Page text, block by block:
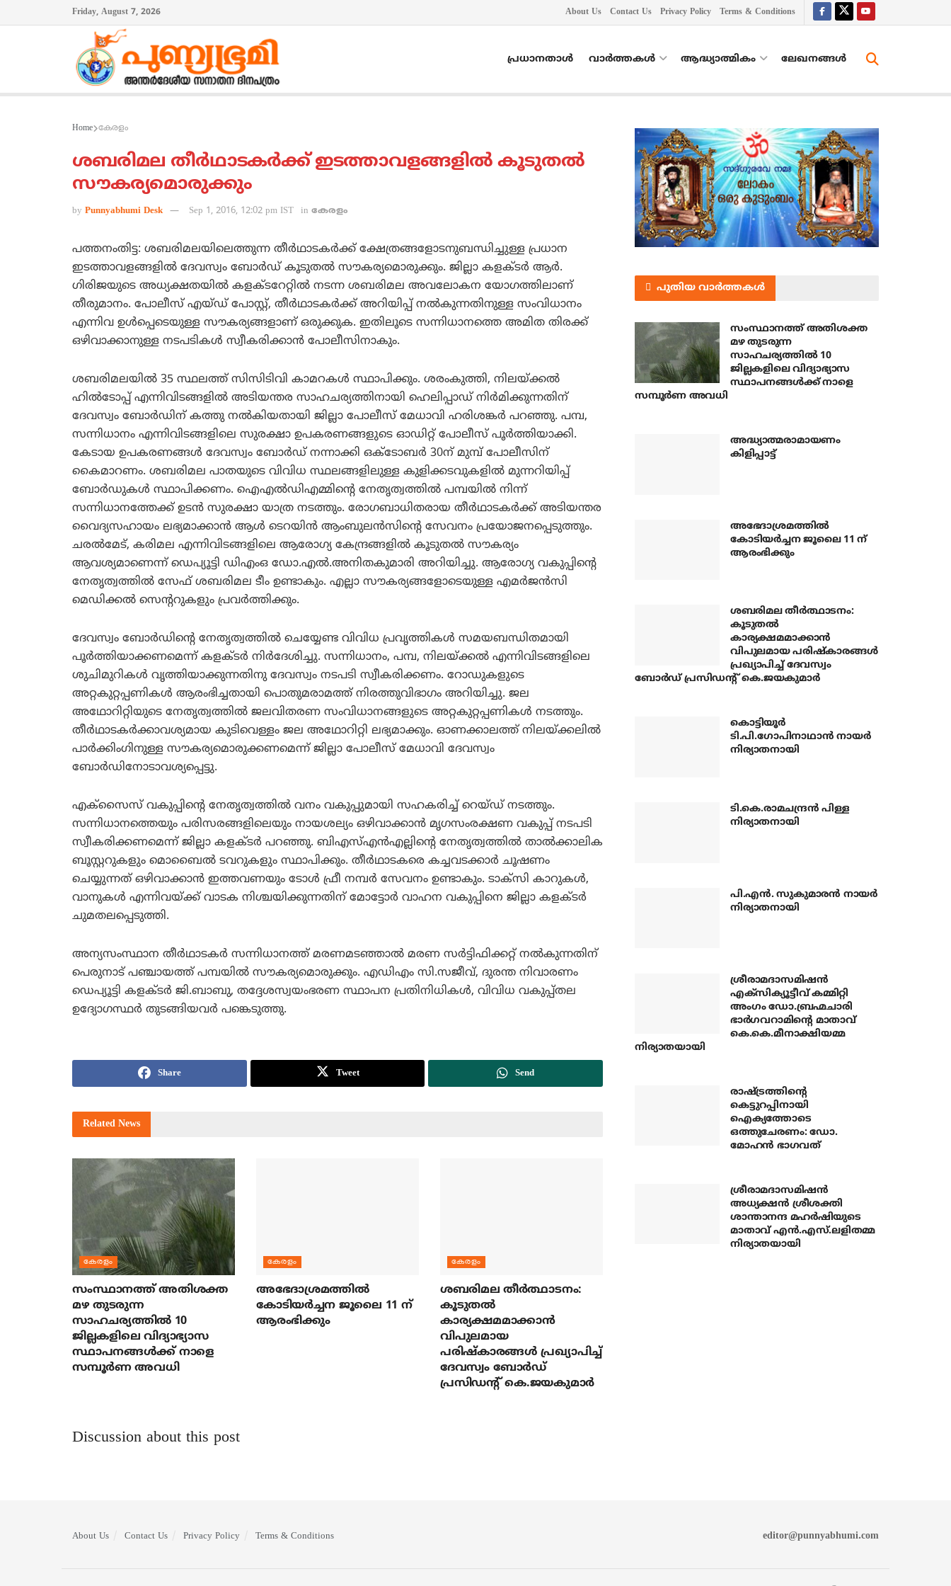
Friday, August 7, 2026 About Us Contact Us Privacy Policy Terms & Conditions
പ്രധാനതാൾ വാർത്തകൾ ആദ്ധ്യാത്മികം ലേഖനങ്ങള്‍
Home കേരളം
ശബരിമല തീര്‍ഥാടകര്‍ക്ക് ഇടത്താവളങ്ങളില്‍ കൂടുതല്‍
സൗകര്യമൊരുക്കും
by Punnyabhumi Desk Sep 1, 2016, 12:02 pm IST in കേരളം
പത്തനംതിട്ട: ശബരിമലയിലെത്തുന്ന തീര്‍ഥാടകര്‍ക്ക് ക്ഷേത്രങ്ങളോടനുബന്ധിച്ചുള്ള പ്രധാന
ഇടത്താവളങ്ങളില്‍ ദേവസ്വം ബോര്‍ഡ് കൂടുതല്‍ സൗകര്യമൊരുക്കും. ജില്ലാ കളക്ടര്‍ ആര്‍.
ഗിരിജയുടെ അധ്യക്ഷതയില്‍ കളക്ടറേറ്റില്‍ നടന്ന ശബരിമല അവലോകന യോഗത്തിലാണ്
തീരുമാനം. പോലീസ് എയ്ഡ് പോസ്റ്റ്, തീര്‍ഥാടകര്‍ക്ക് അറിയിപ്പ് നല്‍കുന്നതിനുള്ള സംവിധാനം
എന്നിവ ഉള്‍പ്പെടെയുള്ള സൗകര്യങ്ങളാണ് ഒരുക്കുക. ഇതിലൂടെ സന്നിധാനത്തെ അമിത തിരക്ക്
ഒഴിവാക്കാനുള്ള നടപടികള്‍ സ്വീകരിക്കാന്‍ പോലീസിനാകും.
ശബരിമലയില്‍ 35 സ്ഥലത്ത് സിസിടിവി കാമറകള്‍ സ്ഥാപിക്കും. ശരംകുത്തി, നിലയ്ക്കല്‍
ഹില്‍ടോപ്പ് എന്നിവിടങ്ങളില്‍ അടിയന്തര സാഹചര്യത്തിനായി ഹെലിപ്പാഡ് നിര്‍മിക്കുന്നതിന്
ദേവസ്വം ബോര്‍ഡിന് കത്തു നല്‍കിയതായി ജില്ലാ പോലീസ് മേധാവി ഹരിശങ്കര്‍ പറഞ്ഞു. പമ്പ,
സന്നിധാനം എന്നിവിടങ്ങളിലെ സുരക്ഷാ ഉപകരണങ്ങളുടെ ഓഡിറ്റ് പോലീസ് പൂര്‍ത്തിയാക്കി.
കേടായ ഉപകരണങ്ങള്‍ ദേവസ്വം ബോര്‍ഡ് നന്നാക്കി ഒക്ടോബര്‍ 30ന് മുമ്പ് പോലീസിന്
കൈമാറണം. ശബരിമല പാതയുടെ വിവിധ സ്ഥലങ്ങളിലുള്ള കുളിക്കടവുകളില്‍ മുന്നറിയിപ്പ്
ബോര്‍ഡുകള്‍ സ്ഥാപിക്കണം. ഐഎല്‍ഡിഎമ്മിന്റെ നേതൃത്വത്തില്‍ പമ്പയില്‍ നിന്ന്
സന്നിധാനത്തേക്ക് ഉടന്‍ സുരക്ഷാ യാത്ര നടത്തും. രോഗബാധിതരായ തീര്‍ഥാടകര്‍ക്ക് അടിയന്തര
വൈദ്യസഹായം ലഭ്യമാക്കാന്‍ ആള്‍ ടെറയിന്‍ ആംബുലന്‍സിന്റെ സേവനം പ്രയോജനപ്പെടുത്തും.
ചരല്‍മേട്, കരിമല എന്നിവിടങ്ങളിലെ ആരോഗ്യ കേന്ദ്രങ്ങളില്‍ കൂടുതല്‍ സൗകര്യം
ആവശ്യമാണെന്ന് ഡെപ്യൂട്ടി ഡിഎംഒ ഡോ.എല്‍.അനിതകുമാരി അറിയിച്ചു. ആരോഗ്യ വകുപ്പിന്റെ
നേതൃത്വത്തില്‍ സേഫ് ശബരിമല ടീം ഉണ്ടാകും. എല്ലാ സൗകര്യങ്ങളോടെയുള്ള എമര്‍ജന്‍സി
മെഡിക്കല്‍ സെന്ററുകളും പ്രവര്‍ത്തിക്കും.
ദേവസ്വം ബോര്‍ഡിന്റെ നേതൃത്വത്തില്‍ ചെയ്യേണ്ട വിവിധ പ്രവൃത്തികള്‍ സമയബന്ധിതമായി
പൂര്‍ത്തിയാക്കണമെന്ന് കളക്ടര്‍ നിര്‍ദേശിച്ചു. സന്നിധാനം, പമ്പ, നിലയ്ക്കല്‍ എന്നിവിടങ്ങളിലെ
ശുചിമുറികള്‍ വൃത്തിയാക്കുന്നതിനു ദേവസ്വം നടപടി സ്വീകരിക്കണം. റോഡുകളുടെ
അറ്റകുറ്റപ്പണികള്‍ ആരംഭിച്ചതായി പൊതുമരാമത്ത് നിരത്തുവിഭാഗം അറിയിച്ചു. ജല
അഥോറിറ്റിയുടെ നേതൃത്വത്തില്‍ ജലവിതരണ സംവിധാനങ്ങളുടെ അറ്റകുറ്റപ്പണികള്‍ നടത്തും.
തീര്‍ഥാടകര്‍ക്കാവശ്യമായ കുടിവെള്ളം ജല അഥോറിറ്റി ലഭ്യമാക്കും. ഓണക്കാലത്ത് നിലയ്ക്കലില്‍
പാര്‍ക്കിംഗിനുള്ള സൗകര്യമൊരുക്കണമെന്ന് ജില്ലാ പോലീസ് മേധാവി ദേവസ്വം
ബോര്‍ഡിനോടാവശ്യപ്പെട്ടു.
എക്‌സൈസ് വകുപ്പിന്റെ നേതൃത്വത്തില്‍ വനം വകുപ്പുമായി സഹകരിച്ച് റെയ്ഡ് നടത്തും.
സന്നിധാനത്തെയും പരിസരങ്ങളിലെയും നായശല്യം ഒഴിവാക്കാന്‍ മൃഗസംരക്ഷണ വകുപ്പ് നടപടി
സ്വീകരിക്കണമെന്ന് ജില്ലാ കളക്ടര്‍ പറഞ്ഞു. ബിഎസ്എന്‍എല്ലിന്റെ നേതൃത്വത്തില്‍ താല്‍ക്കാലിക
ബൂസ്റ്ററുകളും മൊബൈല്‍ ടവറുകളും സ്ഥാപിക്കും. തീര്‍ഥാടകരെ കച്ചവടക്കാര്‍ ചൂഷണം
ചെയ്യുന്നത് ഒഴിവാക്കാന്‍ ഇത്തവണയും ടോള്‍ ഫ്രീ നമ്പര്‍ സേവനം ഉണ്ടാകും. ടാക്‌സി കാറുകള്‍,
വാനുകള്‍ എന്നിവയ്ക്ക് വാടക നിശ്ചയിക്കുന്നതിന് മോട്ടോര്‍ വാഹന വകുപ്പിനെ ജില്ലാ കളക്ടര്‍
ചുമതലപ്പെടുത്തി.
അന്യസംസ്ഥാന തീര്‍ഥാടകര്‍ സന്നിധാനത്ത് മരണമടഞ്ഞാല്‍ മരണ സര്‍ട്ടിഫിക്കറ്റ് നല്‍കുന്നതിന്
പെരുനാട് പഞ്ചായത്ത് പമ്പയില്‍ സൗകര്യമൊരുക്കും. എഡിഎം സി.സജീവ്, ദുരന്ത നിവാരണം
ഡെപ്യൂട്ടി കളക്ടര്‍ ജി.ബാബു, തദ്ദേശസ്വയംഭരണ സ്ഥാപന പ്രതിനിധികള്‍, വിവിധ വകുപ്പ്തല
ഉദ്യോഗസ്ഥര്‍ തുടങ്ങിയവര്‍ പങ്കെടുത്തു.
Share Tweet Send
Related News
കേരളം
സംസ്ഥാനത്ത് അതിശക്ത
മഴ തുടരുന്ന
സാഹചര്യത്തിൽ 10
ജില്ലകളിലെ വിദ്യാഭ്യാസ
സ്ഥാപനങ്ങൾക്ക് നാളെ
സമ്പൂർണ അവധി
കേരളം
അഭേദാശ്രമത്തില്‍
കോടിയര്‍ച്ചന ജൂലൈ 11 ന്
ആരംഭിക്കും
കേരളം
ശബരിമല തീര്‍ത്ഥാടനം:
കൂടുതല്‍
കാര്യക്ഷമമാക്കാന്‍
വിപുലമായ
പരിഷ്‌കാരങ്ങള്‍ പ്രഖ്യാപിച്ച്
ദേവസ്വം ബോര്‍ഡ്
പ്രസിഡന്റ് കെ.ജയകുമാര്‍
Discussion about this post
പുതിയ വാർത്തകൾ
സംസ്ഥാനത്ത് അതിശക്ത
മഴ തുടരുന്ന
സാഹചര്യത്തിൽ 10
ജില്ലകളിലെ വിദ്യാഭ്യാസ
സ്ഥാപനങ്ങൾക്ക് നാളെ
സമ്പൂർണ അവധി
അദ്ധ്യാത്മരാമായണം
കിളിപ്പാട്ട്
അഭേദാശ്രമത്തില്‍
കോടിയര്‍ച്ചന ജൂലൈ 11 ന്
ആരംഭിക്കും
ശബരിമല തീര്‍ത്ഥാടനം:
കൂടുതല്‍
കാര്യക്ഷമമാക്കാന്‍
വിപുലമായ പരിഷ്‌കാരങ്ങള്‍
പ്രഖ്യാപിച്ച് ദേവസ്വം
ബോര്‍ഡ് പ്രസിഡന്റ് കെ.ജയകുമാര്‍
കൊട്ടിയൂര്‍
ടി.പി.ഗോപിനാഥാന്‍ നായര്‍
നിര്യാതനായി
ടി.കെ.രാമചന്ദ്രന്‍ പിള്ള
നിര്യാതനായി
പി.എന്‍. സുകുമാരന്‍ നായര്‍
നിര്യാതനായി
ശ്രീരാമദാസമിഷന്‍
എക്‌സിക്യൂട്ടീവ് കമ്മിറ്റി
അംഗം ഡോ.ബ്രഹ്മചാരി
ഭാര്‍ഗവറാമിന്റെ മാതാവ്
കെ.കെ.മീനാക്ഷിയമ്മ
നിര്യാതയായി
രാഷ്ട്രത്തിന്റെ
കെട്ടുറപ്പിനായി
ഐക്യത്തോടെ
ഒത്തുചേരണം: ഡോ.
മോഹന്‍ ഭാഗവത്
ശ്രീരാമദാസമിഷന്‍
അധ്യക്ഷന്‍ ശ്രീശക്തി
ശാന്താനന്ദ മഹര്‍ഷിയുടെ
മാതാവ് എന്‍.എസ്.ലളിതമ്മ
നിര്യാതയായി
About Us Contact Us Privacy Policy Terms & Conditions editor@punnyabhumi.com